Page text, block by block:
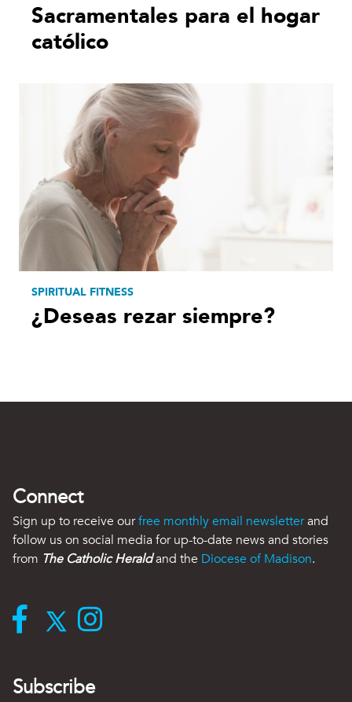
Sacramentales para el hogar
católico
SPIRITUAL FITNESS
¿Deseas rezar siempre?
Connect
Sign up to receive ourfree monthly email newsletterand
follow us on social media for up-to-date news and stories
from The Catholic Heraldand the Diocese of Madison.
Subscribe